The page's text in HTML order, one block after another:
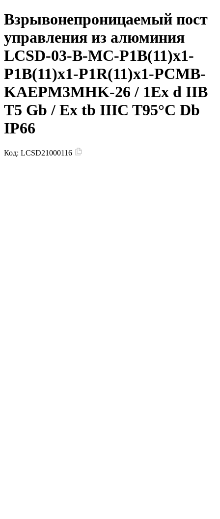
Взрывонепроницаемый пост
управления из алюминия
LCSD-03-B-MC-P1B(11)x1-
P1B(11)x1-P1R(11)x1-PCMB-
KAEPM3MHK-26 / 1Ex d IIB
T5 Gb / Ex tb IIIC T95°С Db
IP66
Код: LCSD21000116